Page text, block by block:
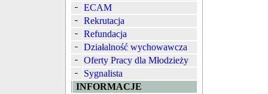
ECAM
Rekrutacja
Refundacja
Działalność wychowawcza
Oferty Pracy dla Młodzieży
Sygnalista
INFORMACJE